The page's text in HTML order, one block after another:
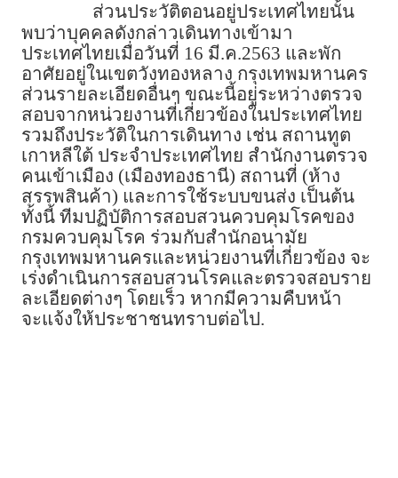
ส่วนประวัติตอนอยู่ประเทศไทยนั้น
พบว่าบุคคลดังกล่าวเดินทางเข้ามา
ประเทศไทยเมื่อวันที่ 16 มี.ค.2563 และพัก
อาศัยอยู่ในเขตวังทองหลาง กรุงเทพมหานคร
ส่วนรายละเอียดอื่นๆ ขณะนี้อยู่ระหว่างตรวจ
สอบจากหน่วยงานที่เกี่ยวข้องในประเทศไทย
รวมถึงประวัติในการเดินทาง เช่น สถานทูต
เกาหลีใต้ ประจำประเทศไทย สำนักงานตรวจ
คนเข้าเมือง (เมืองทองธานี) สถานที่ (ห้าง
สรรพสินค้า) และการใช้ระบบขนส่ง เป็นต้น
ทั้งนี้ ทีมปฏิบัติการสอบสวนควบคุมโรคของ
กรมควบคุมโรค ร่วมกับสำนักอนามัย
กรุงเทพมหานครและหน่วยงานที่เกี่ยวข้อง จะ
เร่งดำเนินการสอบสวนโรคและตรวจสอบราย
ละเอียดต่างๆ โดยเร็ว หากมีความคืบหน้า
จะแจ้งให้ประชาชนทราบต่อไป.